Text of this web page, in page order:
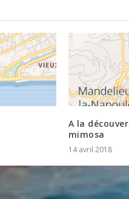
A la
mimosa
14 avril 2018